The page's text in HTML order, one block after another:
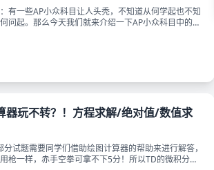
有一些AP小众科目让人头秃，不知道从何学起也不知
问起。那么今天我们就来介绍一下AP小众科目中的，
器玩不转？！方程求解/绝对值/数值求
试题需要同学们借助绘图计算器的帮助来进行解答，
枪一样，赤手空拳可拿不下5分！所以TD的微积分老